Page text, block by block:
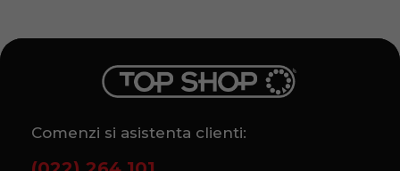
Comenzi si asistenta clienti: